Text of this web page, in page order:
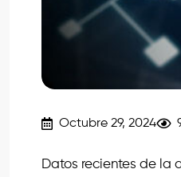
Octubre 29, 2024
Datos recientes de la